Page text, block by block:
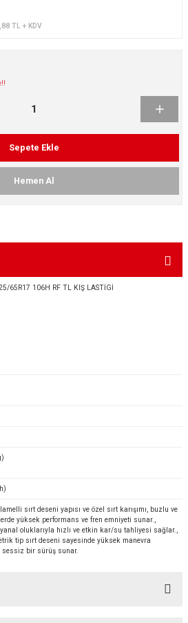
TL + KDV
Sepete Ekle
Hemen Al
65R17 106H RF TL KIŞ LASTİGİ
sırt deseni yapısı ve özel sırt karışımı, buzlu ve
yüksek performans ve fren emniyeti sunar.,
oluklarıyla hızlı ve etkin kar/su tahliyesi sağlar.,
tip sırt deseni sayesinde yüksek manevra
sessiz bir sürüş sunar.